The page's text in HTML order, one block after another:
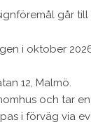
går
i oktober
12, Malmö.
och tar
i förväg via